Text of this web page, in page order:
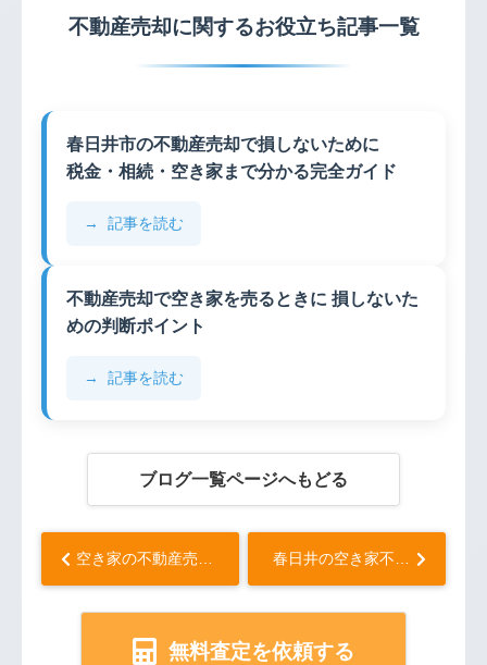
不動産売却に関するお役立ち記事一覧
春日井市の不動産売却で損しないために
税金・相続・空き家まで分かる完全ガイド
記事を読む
不動産売却で空き家を売るときに 損しないた
めの判断ポイント
記事を読む
ブログ一覧ページへもどる
無料査定を依頼する